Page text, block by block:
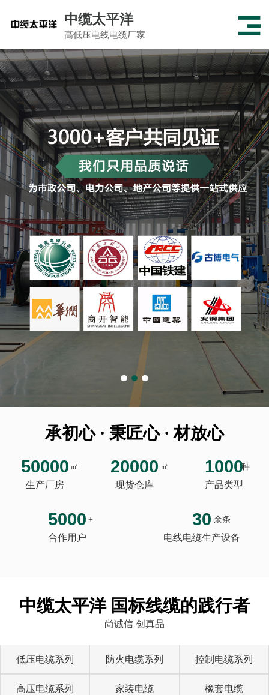
中缆太平洋
高低压电线电缆厂家
承初心 · 秉匠心 · 材放心
50000 ㎡
生产厂房
20000 ㎡
现货仓库
1000种
产品类型
5000 +
合作用户
30 余条
电线电缆生产设备
中缆太平洋 国标线缆的践行者
尚诚信 创真品
低压电缆系列 防火电缆系列 控制电缆系列
高压电缆系列 家装电缆 橡套电缆